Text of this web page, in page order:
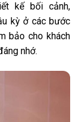
kế bối cảnh,
kỳ ở các bước
bảo cho khách
nhớ.